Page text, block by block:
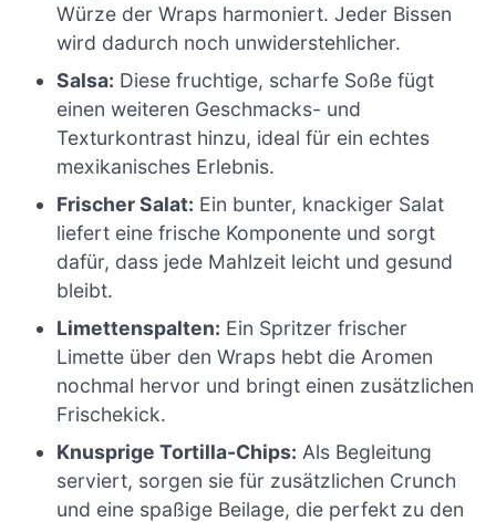
Würze der Wraps harmoniert. Jeder Bissen
wird dadurch noch unwiderstehlicher.
Salsa: Diese fruchtige, scharfe Soße fügt
einen weiteren Geschmacks- und
Texturkontrast hinzu, ideal für ein echtes
mexikanisches Erlebnis.
Frischer Salat: Ein bunter, knackiger Salat
liefert eine frische Komponente und sorgt
dafür, dass jede Mahlzeit leicht und gesund
bleibt.
Limettenspalten: Ein Spritzer frischer
Limette über den Wraps hebt die Aromen
nochmal hervor und bringt einen zusätzlichen
Frischekick.
Knusprige Tortilla-Chips: Als Begleitung
serviert, sorgen sie für zusätzlichen Crunch
und eine spaßige Beilage, die perfekt zu den